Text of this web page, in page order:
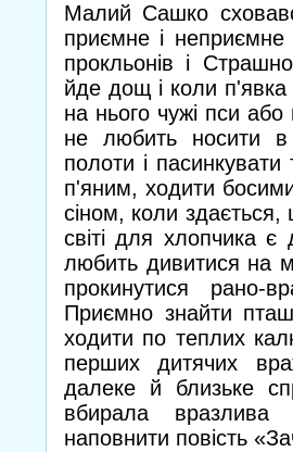
Малий Сашко
приємне і неприємне
прокльонів і
йде дощ і коли п'явка
на нього чужі пси або
не любить носити в
полоти і
п'яним, ходити
сіном, коли
світі для хлопчика
любить дивитися на
прокинутися рано-
Приємно знайти
ходити по теплих
перших дитячих
далеке й близьке
вбирала
наповнити повість